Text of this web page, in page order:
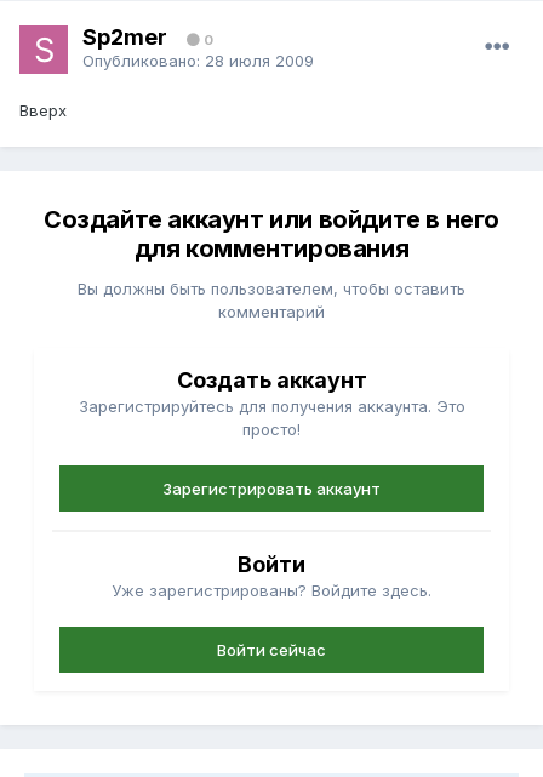
Sp2mer 0
Опубликовано: 28 июля 2009
Вверх
Создайте аккаунт или войдите в него
для комментирования
Вы должны быть пользователем, чтобы оставить
комментарий
Создать аккаунт
Зарегистрируйтесь для получения аккаунта. Это
просто!
Зарегистрировать аккаунт
Войти
Уже зарегистрированы? Войдите здесь.
Войти сейчас